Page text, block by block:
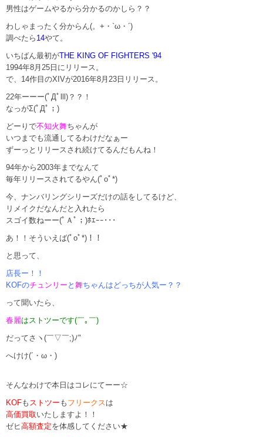
男性はゲームやるから分かるのかしら？？
わしゃまったく分からん(。+・`ω・´)
調べたら 14やて。
いちばん最初がTHE KING OF FIGHTERS '94
1994年8月25日にリリース。
で、14作目のXIVが2016年8月23日リリース。
22年ーーー(ﾟДﾟlll)？？！
なっがΣ(ﾟДﾟ；)
どーりで不知火舞ちゃんが
いつまでも流通してるわけだなぁー
ずーっとリリースされ続けてるんだもんね！
94年から2003年までなんて
毎年リリースされてるやん(ﾟoﾟ*)
今、ナンバリングシリーズだけの話をしてるけど、
リメイクだなんだと入れたら
スゴイ数ねーー(ﾟＡﾟ；)ﾎｴｰｰ･･･
あ！！そういえば(ﾟoﾟ*)！！
と思って、
店長ー！！
KOFのチュンリー と 舞ちゃんはどっちが人気ー？？
って聞いたら、
春麗はストツーです(￣｡￣)
だってさヽ(￣▽￣;)ﾉ"
へけけ(´・ω・)
そんなわけで本日はコレにてーー☆
KOFも ストツー も フリークス は
高価買取いたしますよ！！
ゼヒ高額査定を体感してください★